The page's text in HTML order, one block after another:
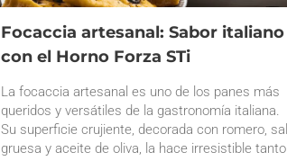
Focaccia artesanal: Sabor italiano
con el Horno Forza STi
La focaccia artesanal es uno de los panes más
queridos y versátiles de la gastronomía italiana.
Su superficie crujiente, decorada con romero, sal
gruesa y aceite de oliva, la hace irresistible tanto